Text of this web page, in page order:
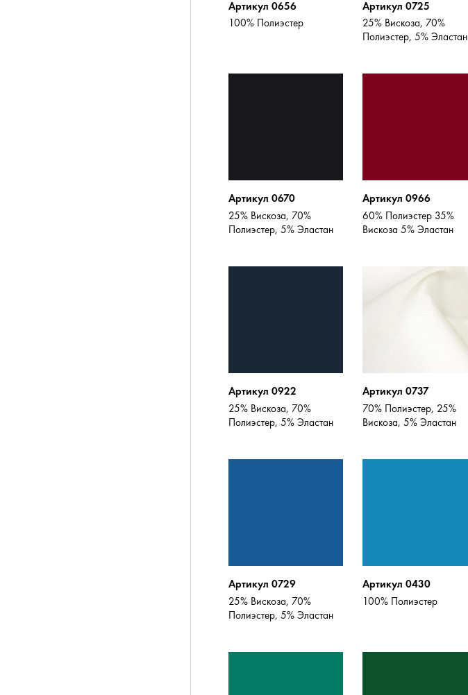
Артикул 0656
100% Полиэстер
Артикул 0725
25% Вискоза, 70%
Полиэстер, 5% Эластан
Артикул 0670
25% Вискоза, 70%
Полиэстер, 5% Эластан
Артикул 0966
60% Полиэстер 35%
Вискоза 5% Эластан
Артикул 0922
25% Вискоза, 70%
Полиэстер, 5% Эластан
Артикул 0737
70% Полиэстер, 25%
Вискоза, 5% Эластан
Артикул 0729
25% Вискоза, 70%
Полиэстер, 5% Эластан
Артикул 0430
100% Полиэстер